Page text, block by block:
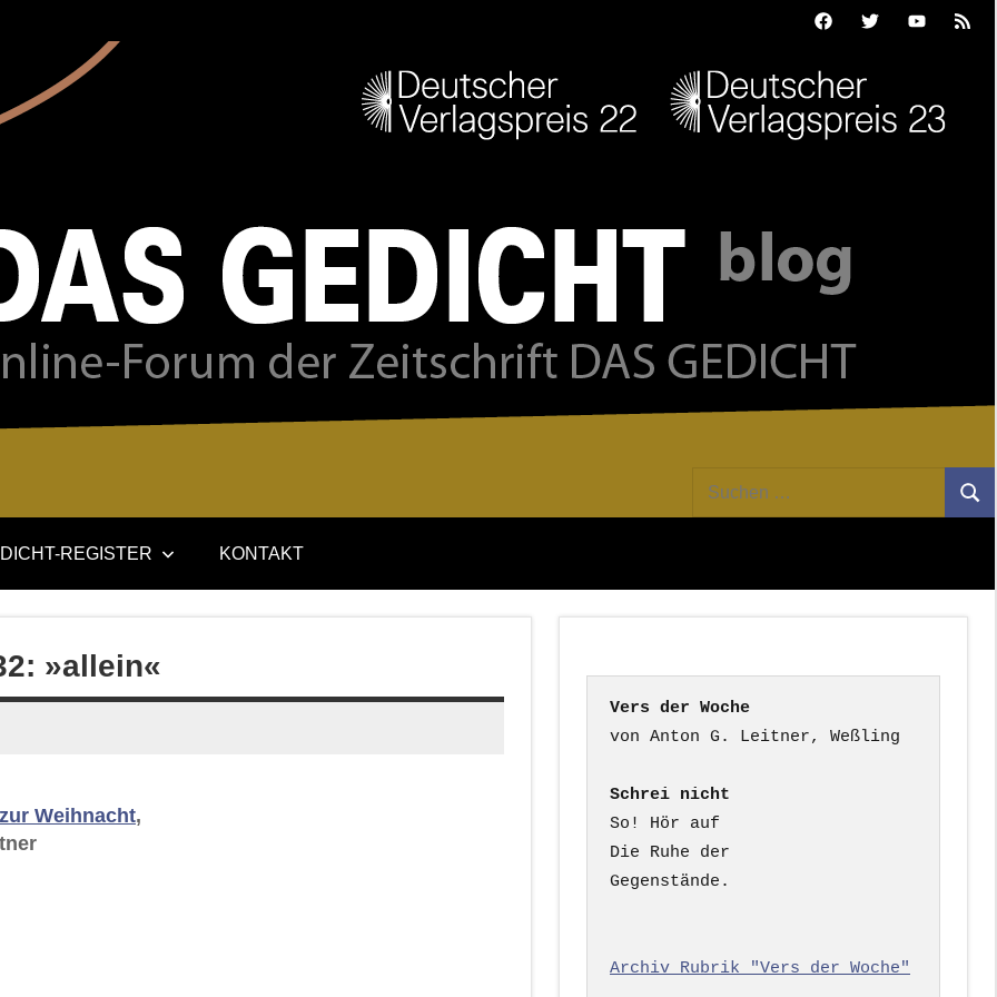
FacebookTwitterYoutubeFeed
Suchen
nach:
REGISTER KONTAKT
»allein«
Weihnacht,
Vers der Woche
Schrei nicht
So! Hör auf
Die Ruhe der
Gegenstände.
Archiv Rubrik "Vers der Woche"